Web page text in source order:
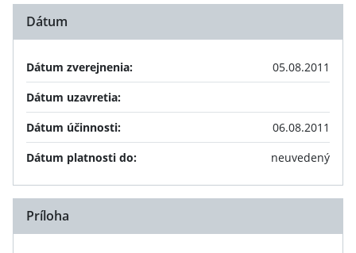
Dátum
Dátum zverejnenia:
05.08.2011
Dátum uzavretia:
Dátum účinnosti:
06.08.2011
Dátum platnosti do:
neuvedený
Príloha